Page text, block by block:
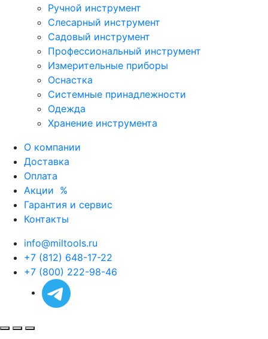
Ручной инструмент
Слесарный инструмент
Садовый инструмент
Профессиональный инструмент
Измерительные приборы
Оснастка
Системные принадлежности
Одежда
Хранение инструмента
О компании
Доставка
Оплата
Акции %
Гарантия и сервис
Контакты
info@miltools.ru
+7 (812) 648-17-22
+7 (800) 222-98-46